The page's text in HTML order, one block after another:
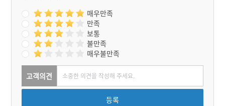
매우만족
만족
보통
불만족
매우불만족
고객의견
등록